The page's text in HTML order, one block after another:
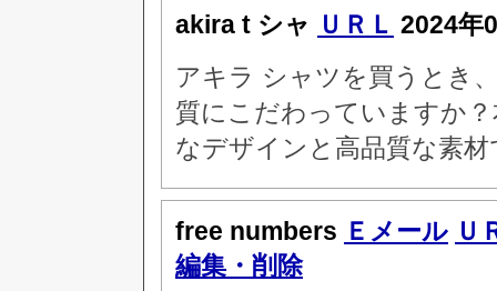
akira t シャ ＵＲＬ 2024年
アキラ シャツを買うとき
質にこだわっていますか
なデザインと高品質な素
free numbers Ｅメール Ｕ
編集・削除